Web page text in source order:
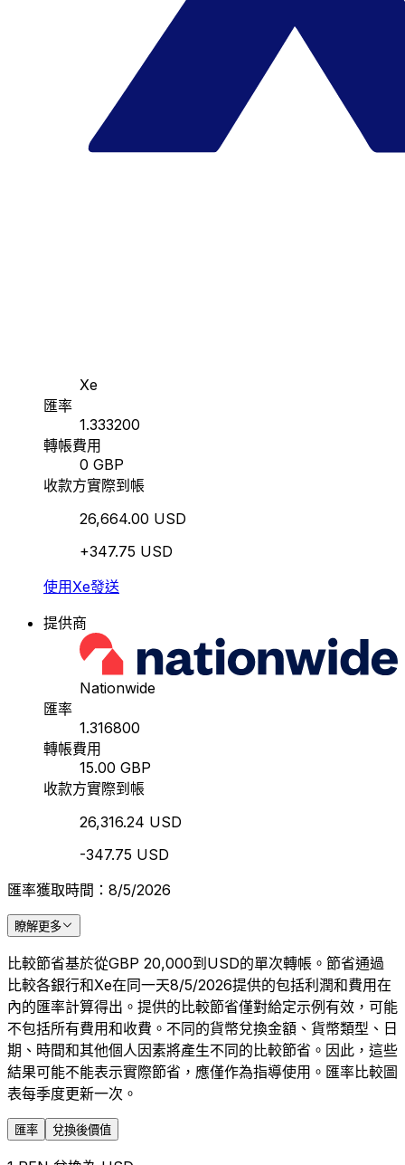
Xe
匯率
1.333200
轉帳費用
0 GBP
收款方實際到帳
26,664.00 USD
+347.75 USD
使用Xe發送
提供商
Nationwide
匯率
1.316800
轉帳費用
15.00 GBP
收款方實際到帳
26,316.24 USD
-347.75 USD
匯率獲取時間：8/5/2026
瞭解更多
比較節省基於從GBP 20,000到USD的單次轉帳。節省通過
比較各銀行和Xe在同一天8/5/2026提供的包括利潤和費用在
內的匯率計算得出。提供的比較節省僅對給定示例有效，可能
不包括所有費用和收費。不同的貨幣兌換金額、貨幣類型、日
期、時間和其他個人因素將產生不同的比較節省。因此，這些
結果可能不能表示實際節省，應僅作為指導使用。匯率比較圖
表每季度更新一次。
匯率 兌換後價值